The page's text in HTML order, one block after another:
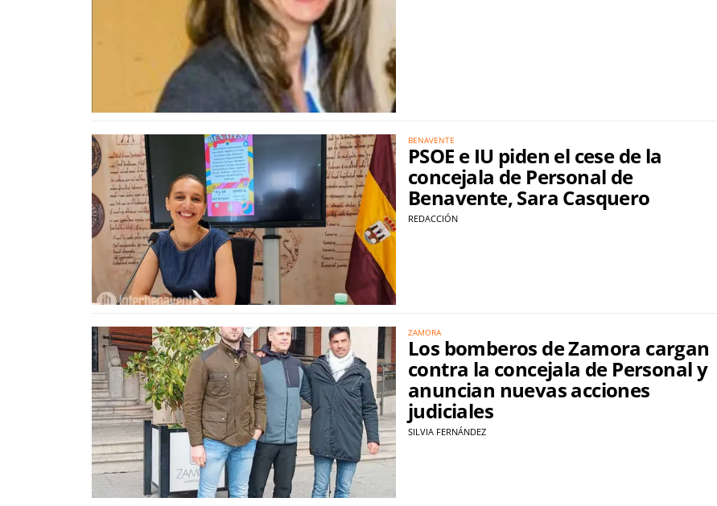
BENAVENTE
PSOE e IU piden el cese de la
concejala de Personal de
Benavente, Sara Casquero
REDACCIÓN
ZAMORA
Los bomberos de Zamora cargan
contra la concejala de Personal y
anuncian nuevas acciones
judiciales
SILVIA FERNÁNDEZ